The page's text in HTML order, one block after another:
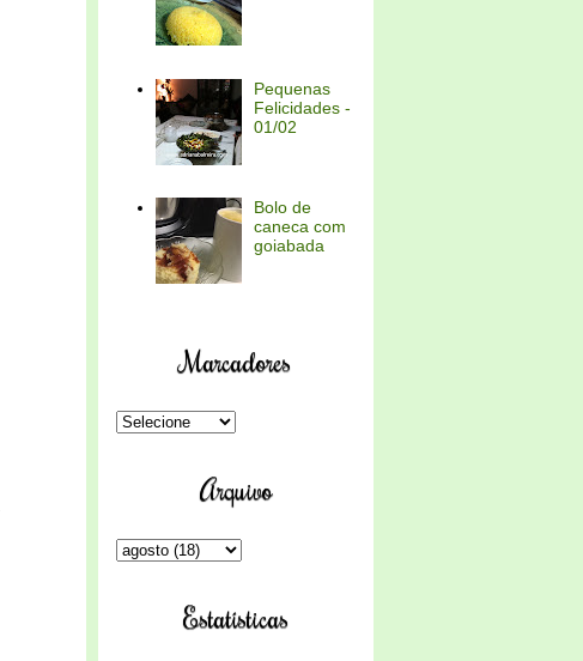
Pequenas
Felicidades -
01/02
Bolo de
caneca com
goiabada
Marcadores
Arquivo
Estatísticas